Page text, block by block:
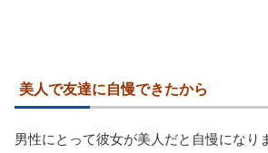
美人で友達に自慢できたから
男性にとって彼女が美人だと自慢になり